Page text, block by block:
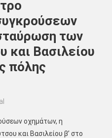
των
και Βασιλείου
πόλης
οχημάτων, η
και Βασιλείου β’ στο